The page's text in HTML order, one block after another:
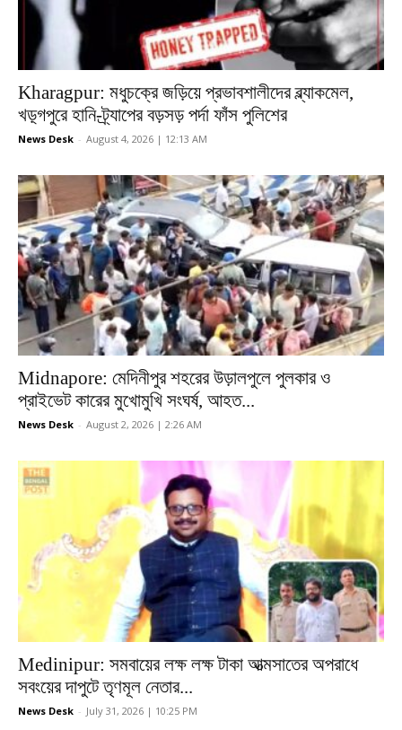
Kharagpur: মধুচক্রে জড়িয়ে প্রভাবশালীদের ব্ল্যাকমেল,
খড়্গপুরে হানি-ট্র্যাপের বড়সড় পর্দা ফাঁস পুলিশের
News Desk - August 4, 2026 | 12:13 AM
Midnapore: মেদিনীপুর শহরের উড়ালপুলে পুলকার ও
প্রাইভেট কারের মুখোমুখি সংঘর্ষ, আহত...
News Desk - August 2, 2026 | 2:26 AM
Medinipur: সমবায়ের লক্ষ লক্ষ টাকা আত্মসাতের অপরাধে
সবংয়ের দাপুটে তৃণমূল নেতার...
News Desk - July 31, 2026 | 10:25 PM